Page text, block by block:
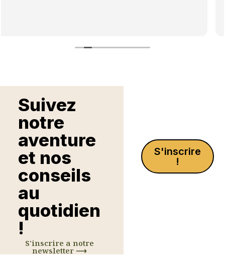
Suivez
notre
aventure
et nos
conseils
au
quotidien
!
S'inscrire a notre
newsletter ⟶
S'inscrire
!